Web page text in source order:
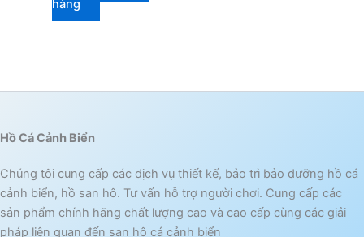
hàng
Hồ Cá Cảnh Biển
Chúng tôi cung cấp các dịch vụ thiết kế, bảo trì bảo dưỡng hồ cá
cảnh biển, hồ san hô. Tư vấn hỗ trợ người chơi. Cung cấp các
sản phẩm chính hãng chất lượng cao và cao cấp cùng các giải
pháp liên quan đến san hô cá cảnh biển